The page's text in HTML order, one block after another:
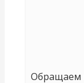
Обращаем